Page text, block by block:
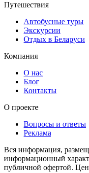
Путешествия
Автобусные туры
Экскурсии
Отдых в Беларуси
Компания
О нас
Блог
Контакты
О проекте
Вопросы и ответы
Реклама
Вся информация,
информационный
публичной офертой.